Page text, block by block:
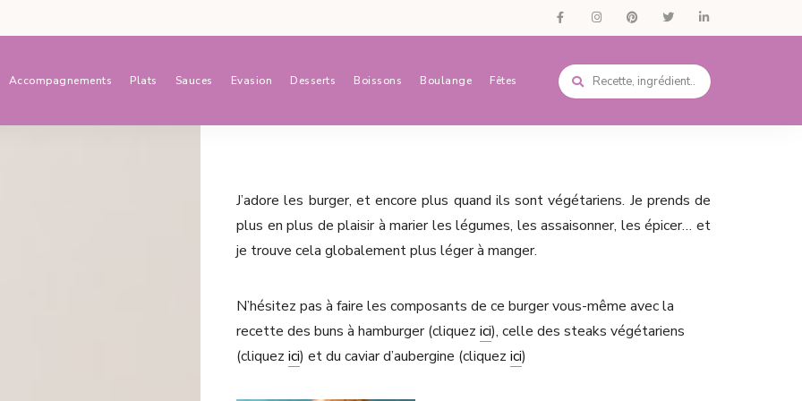
Accompagnements Plats Sauces Evasion Desserts Boissons Boulange Fêtes
J’adore les burger, et encore plus quand ils sont végétariens. Je prends de
plus en plus de plaisir à marier les légumes, les assaisonner, les épicer… et
je trouve cela globalement plus léger à manger.
N’hésitez pas à faire les composants de ce burger vous-même avec la
recette des buns à hamburger (cliquez ici), celle des steaks végétariens
(cliquez ici) et du caviar d’aubergine (cliquez ici)